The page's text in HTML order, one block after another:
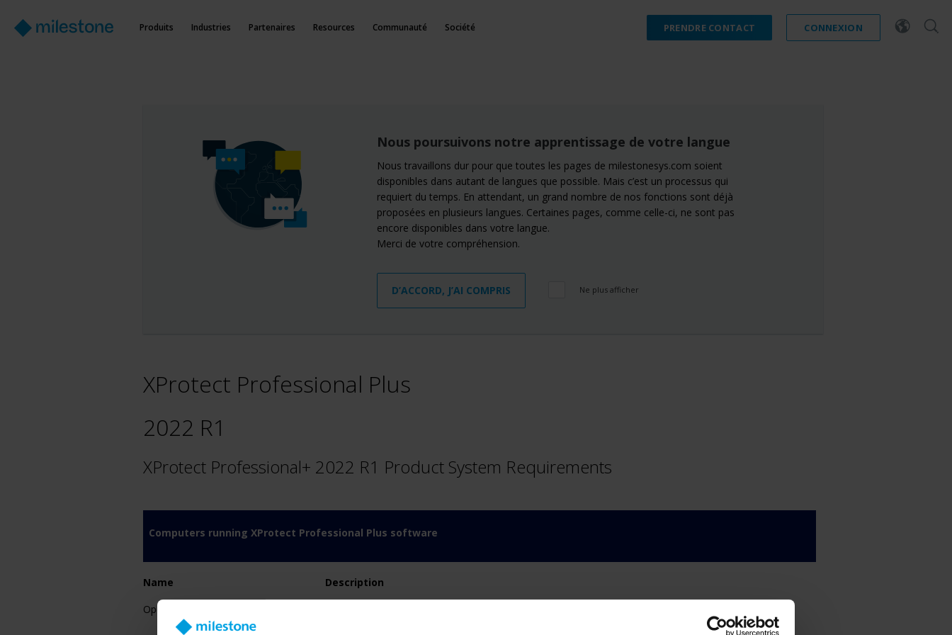
Produits Industries Partenaires Resources Communauté Société PRENDRE CONTACT CONNEXION
Nous poursuivons notre apprentissage de votre langue
Nous travaillons dur pour que toutes les pages de milestonesys.com soient
disponibles dans autant de langues que possible. Mais c’est un processus qui
requiert du temps. En attendant, un grand nombre de nos fonctions sont déjà
proposées en plusieurs langues. Certaines pages, comme celle-ci, ne sont pas
encore disponibles dans votre langue.
Merci de votre compréhension.
D’ACCORD, J’AI COMPRIS Ne plus afficher
XProtect Professional Plus
2022 R1
XProtect Professional+ 2022 R1 Product System Requirements
Computers running XProtect Professional Plus software
Name
Description
Operating System